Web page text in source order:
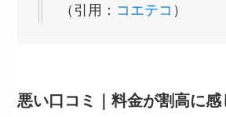
（引用： コエテコ ）
悪い口コミ｜料金が割高に感